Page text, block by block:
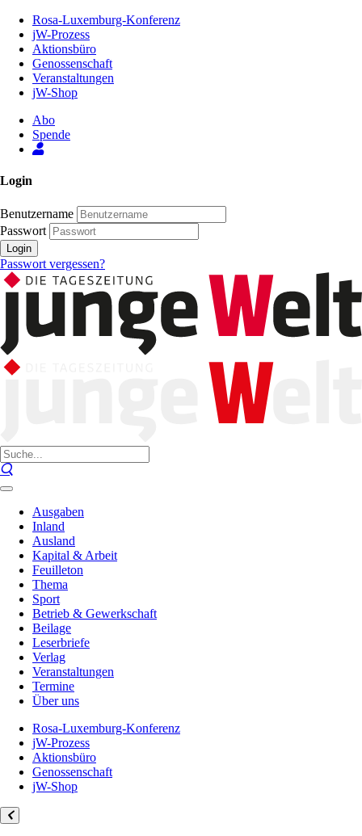
Inhalt
Seite
Rosa-Luxemburg-Konferenz
jW-Prozess
Aktionsbüro
Genossenschaft
Veranstaltungen
jW-Shop
Abo
Spende
Login
Benutzername
Passwort
Login
Passwort vergessen?
Ausgaben
Inland
Ausland
Kapital & Arbeit
Feuilleton
Thema
Sport
Betrieb & Gewerkschaft
Beilage
Leserbriefe
Verlag
Veranstaltungen
Termine
Über uns
Rosa-Luxemburg-Konferenz
jW-Prozess
Aktionsbüro
Genossenschaft
jW-Shop